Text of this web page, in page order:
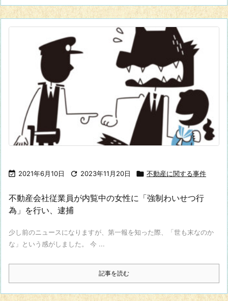
 2021年6月10日  2023年11月20日  不動産に関する事件
不動産会社従業員が内覧中の女性に「強制わいせつ行
為」を行い、逮捕
少し前のニュースになりますが、第一報を知った際、「世も末なのか
な」という感がしました。 今 ...
記事を読む